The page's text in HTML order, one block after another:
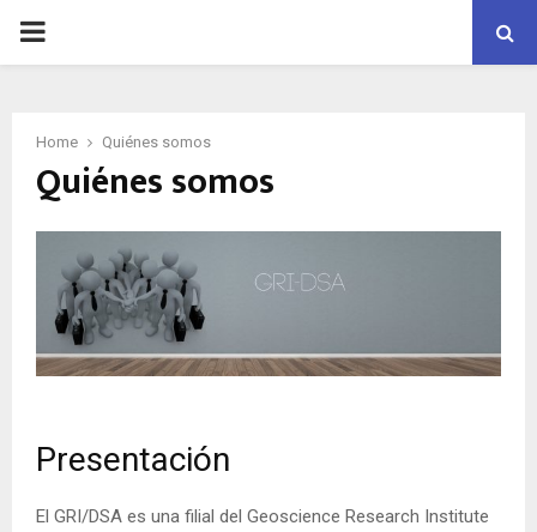
PRIMARY
Home Quiénes somos
Quiénes somos
Presentación
El GRI/DSA es una filial del Geoscience Research Institute